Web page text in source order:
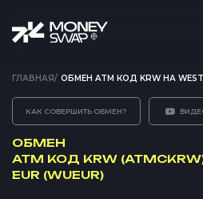
ГЛАВНАЯ/ ОБМЕН ATM КОД KRW НА
КАК СОВЕРШИТЬ ОБМЕН?
ОБМЕН
ATM КОД KRW
EUR (WUEUR)